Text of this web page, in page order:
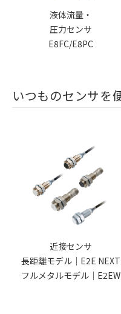
液体流量・
圧力センサ
E8FC/E8PC
いつものセンサを
近接センサ
長距離モデル｜E2E NEXT
フルメタルモデル｜E2EW